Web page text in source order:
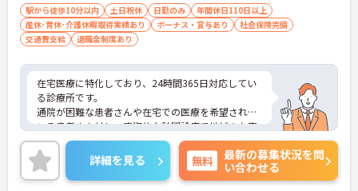
駅から徒歩10分以内 土日祝休 日勤のみ
年間休日110日以上
産休･育休･介護休暇取得実績あり
ボーナス・賞与あり
社会保険完備
交通費支給
退職金制度あり
在宅医療に特化しており、24時間365日対応してい
る診療所です。
通院が困難な患者さんや在宅での医療を希望されて
いる患者さん対し、定期的な訪問診療で地域の在宅
医療をサポートしています。
ご興味がある方には、面接対策ポイントなど、さら
に詳細をお話しいたしますのでお気軽にご相談くだ
さいませ。
詳細を見る 無料
最新の募集状況を問
い合わせる